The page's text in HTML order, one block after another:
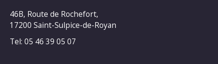
46B, Route de Rochefort,
17200 Saint-Sulpice-de-Royan
Tel: 05 46 39 05 07